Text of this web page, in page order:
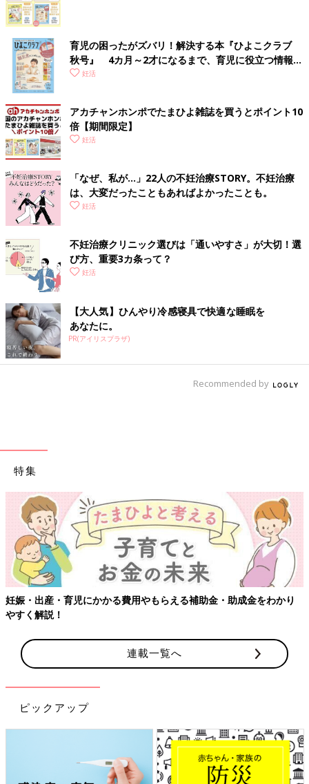
育児の困ったがズバリ！解決する本『ひよこクラブ
秋号』 4カ月～2才になるまで、育児に役立つ情報が
いっぱい！
妊活
アカチャンホンポでたまひよ雑誌を買うとポイント10
倍【期間限定】
妊活
「なぜ、私が…」22人の不妊治療STORY。不妊治療
は、大変だったこともあればよかったことも。
妊活
不妊治療クリニック選びは「通いやすさ」が大切！選
び方、重要3カ条って？
妊活
【大人気】ひんやり冷感寝具で快適な睡眠を
あなたに。
PR(アイリスプラザ)
Recommended by
特集
【ワクチン接種できるものも】妊婦の感染症対策、知っておいて！
連載一覧へ
ピックアップ